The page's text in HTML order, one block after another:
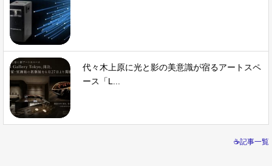
代々木上原に光と影の美意識が宿るアートスペ
ース「L...
☕記事一覧